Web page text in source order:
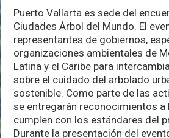
de
América
Latina
en
el
de
Árbol
del
Mundo
Puerto Vallarta es sede del
Ciudades Árbol del Mundo. El
representantes de gobiernos,
organizaciones ambientales de
Latina y el Caribe para
sobre el cuidado del arbolado
sostenible. Como parte de las
se entregarán reconocimientos a
cumplen con los estándares del
Durante la presentación del